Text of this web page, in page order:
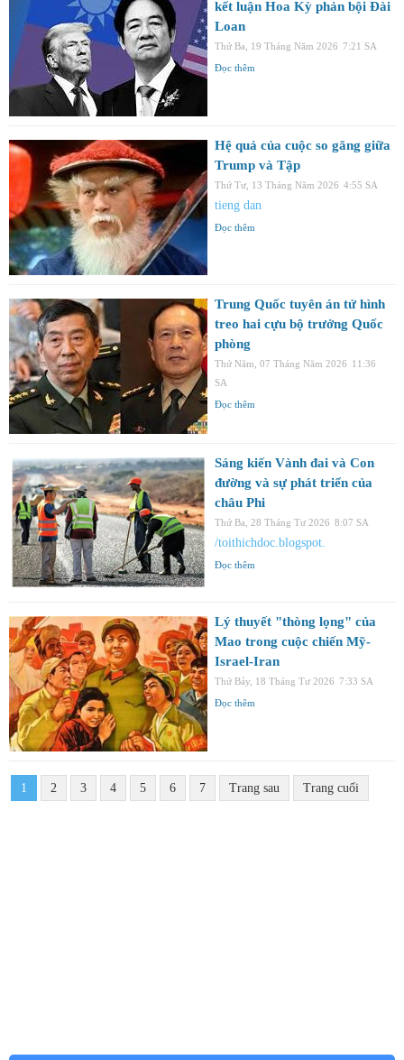
kết luận Hoa Kỳ phản bội Đài
Loan
Thứ Ba, 19 Tháng Năm 2026 7:21 SA
Đọc thêm
Hệ quả của cuộc so găng giữa
Trump và Tập
Thứ Tư, 13 Tháng Năm 2026 4:55 SA
tieng dan
Đọc thêm
Trung Quốc tuyên án tử hình
treo hai cựu bộ trưởng Quốc
phòng
Thứ Năm, 07 Tháng Năm 2026 11:36
SA
Đọc thêm
Sáng kiến ​​Vành đai và Con
đường và sự phát triển của
châu Phi
Thứ Ba, 28 Tháng Tư 2026 8:07 SA
/toithichdoc.blogspot.
Đọc thêm
Lý thuyết "thòng lọng" của
Mao trong cuộc chiến Mỹ-
Israel-Iran
Thứ Bảy, 18 Tháng Tư 2026 7:33 SA
Đọc thêm
1 2 3 4 5 6 7 Trang sau Trang cuối